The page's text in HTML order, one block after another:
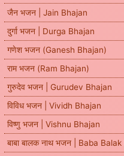
जैन भजन | Jain Bhajan
दुर्गा भजन | Durga Bhajan
गणेश भजन (Ganesh Bhajan)
राम भजन (Ram Bhajan)
गुरुदेव भजन | Gurudev Bhajan
विविध भजन | Vividh Bhajan
विष्णु भजन | Vishnu Bhajan
बाबा बालक नाथ भजन | Baba